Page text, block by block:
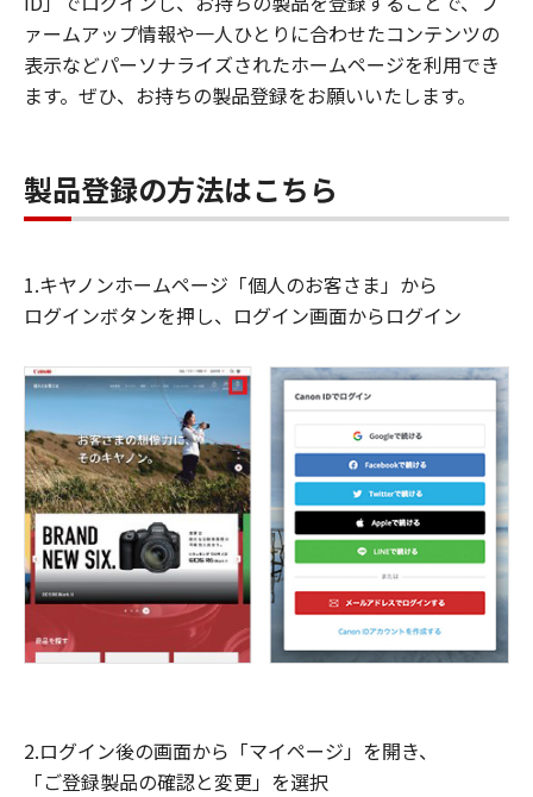
ァームアップ情報や一人ひとりに合わせたコンテンツの
表示などパーソナライズされたホームページを利用でき
ます。ぜひ、お持ちの製品登録をお願いいたします。
製品登録の方法はこちら
1.キヤノンホームページ「個人のお客さま」から
ログインボタンを押し、ログイン画面からログイン
2.ログイン後の画面から「マイページ」を開き、
「ご登録製品の確認と変更」を選択